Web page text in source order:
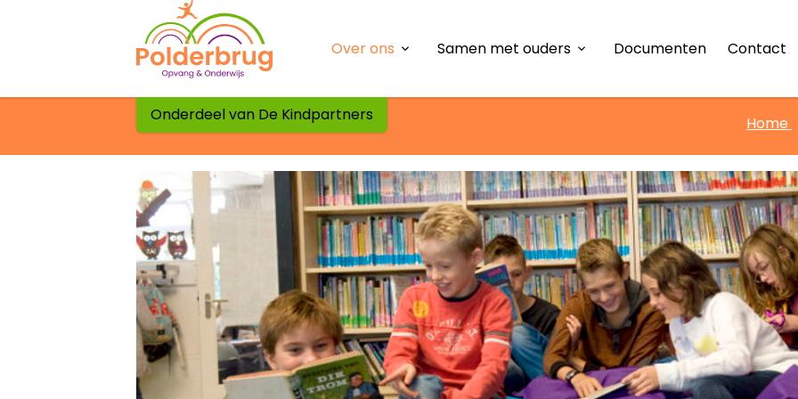
Onderdeel van De Kindpartners
Over ons
Kernwaarden
Organisatie
Polderbrug Opvang
Polderbrug Onderwijs
Over ons
Samen met ouders
Oudercommissie en
Klachtenprocedure
Samen met ouders
Documenten Contact
Home